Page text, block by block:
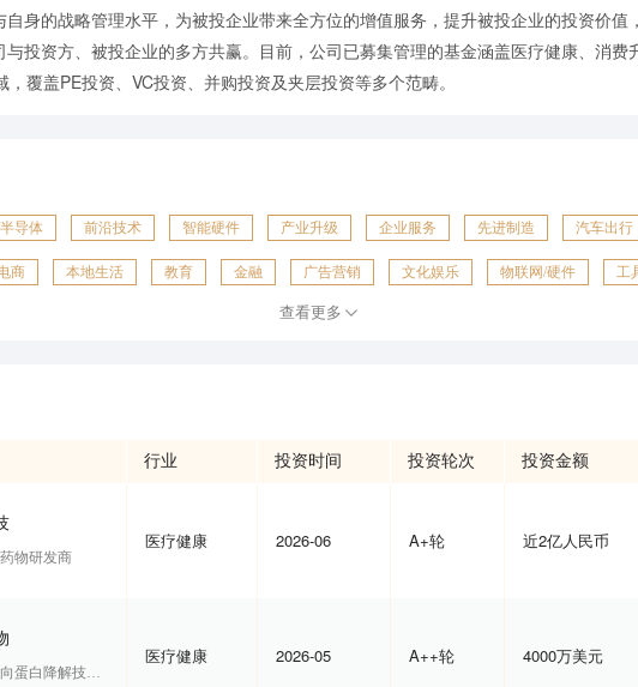
身的战略管理水平，为被投企业带来全方位的增值服务，提升被投企业的投资价值
与投资方、被投企业的多方共赢。目前，公司已募集管理的基金涵盖医疗健康、消费
覆盖PE投资、VC投资、并购投资及夹层投资等多个范畴。
导体 前沿技术 智能硬件 产业升级 企业服务 先进制造 汽车出行
商 本地生活 教育 金融 广告营销 文化娱乐 物联网/硬件 工
查看更多
行业 投资时间 投资轮次 投资金额
物研发商
医疗健康 2026-06 A+轮 近2亿人民币
分子胶靶向蛋白降解技术及新药研发商
医疗健康 2026-05 A++轮 4000万美元